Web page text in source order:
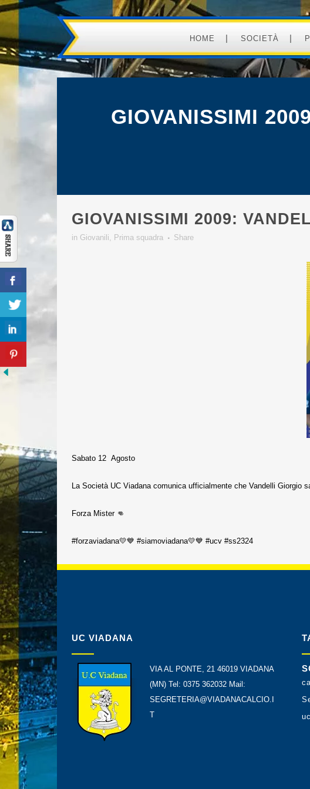
HOME SOCIETÀ
GIOVANISSIMI
GIOVANISSIMI 2009:
in Giovanili, Prima squadra Share
Sabato 12 Agosto
La Società UC Viadana comunica ufficialmente che Vandelli Giorgio
Forza Mister 👊
#forzaviadana💛💙 #siamoviadana💛💙 #ucv #ss2324
UC VIADANA
VIA AL PONTE, 21 46019 VIADANA
(MN) Tel: 0375 362032 Mail:
SEGRETERIA@VIADANACALCIO.I
T